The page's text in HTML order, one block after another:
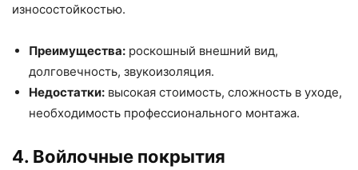
износостойкостью.
Преимущества: роскошный внешний вид,
долговечность, звукоизоляция.
Недостатки: высокая стоимость, сложность в уходе,
необходимость профессионального монтажа.
4. Войлочные покрытия